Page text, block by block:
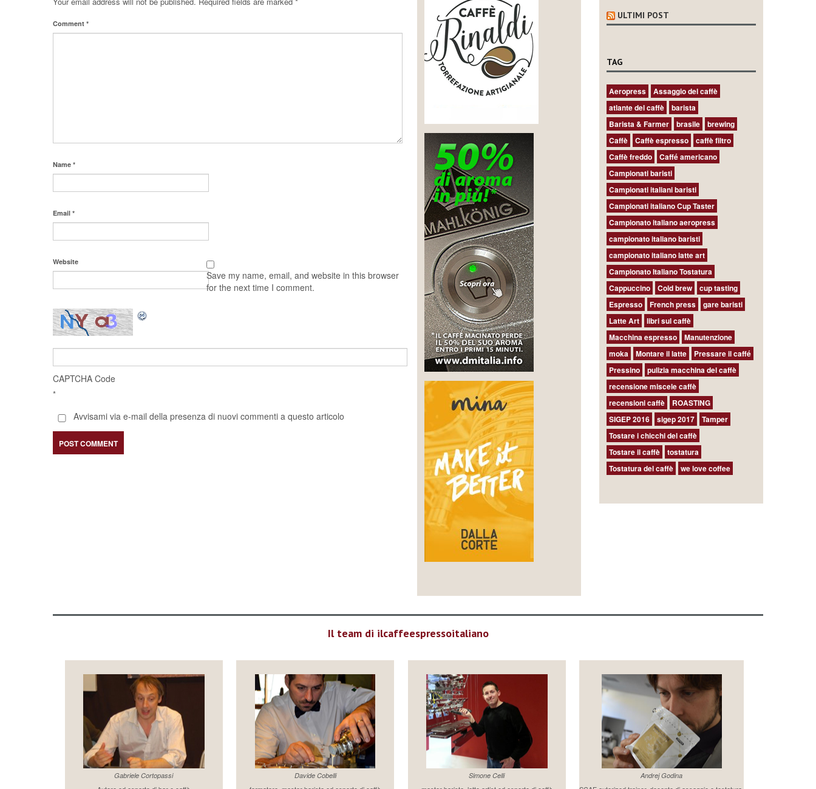
Comment *
Name *
Email *
Website
Save my name, email, and website in this browser
for the next time I comment.
CAPTCHA Code
*
Avvisami via e-mail della presenza di nuovi commenti a questo articolo
ULTIMI POST
TAG
Aeropress
Assaggio del caffè
atlante del caffè
barista
Barista & Farmer
brasile
brewing
Caffè
Caffè espresso
caffè filtro
Caffè freddo
Caffé americano
Campionati baristi
Campionati italiani baristi
Campionati italiano Cup Taster
Campionato italiano aeropress
campionato italiano baristi
campionato italiano latte art
Campionato Italiano Tostatura
Cappuccino
Cold brew
cup tasting
Espresso
French press
gare baristi
Latte Art
libri sul caffè
Macchina espresso
Manutenzione
moka
Montare il latte
Pressare il caffé
Pressino
pulizia macchina del caffè
recensione miscele caffè
recensioni caffè
ROASTING
SIGEP 2016
sigep 2017
Tamper
Tostare i chicchi del caffè
Tostare il caffè
tostatura
Tostatura del caffè
we love coffee
Il team di ilcaffeespressoitaliano
Gabriele Cortopassi Davide Cobelli Simone Celli Andrej Godina